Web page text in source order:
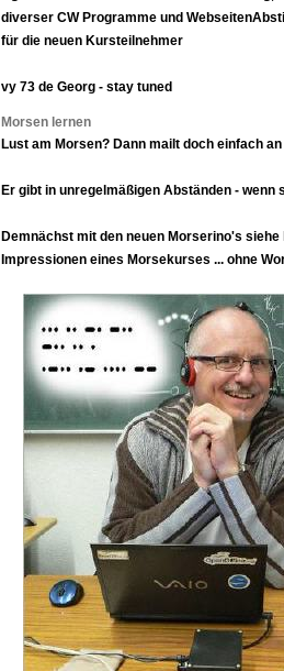
diverser CW Programme und
für die neuen Kursteilnehmer
vy 73 de Georg ‐ stay tuned
Morsen lernen
Lust am Morsen? Dann mailt doch einfach
Er gibt in unregelmäßigen Abständen -
Demnächst mit den neuen Morserino's
Impressionen eines Morsekurses ... ohne